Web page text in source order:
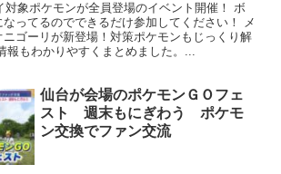
対象ポケモンが全員登場のイベント開催！ ボ
ってるのでできるだけ参加してください！ メ
ゴーリが新登場！対策ポケモンもじっくり解
報もわかりやすくまとめました。...
仙台が会場のポケモンＧＯフェ
スト 週末もにぎわう ポケモ
ン交換でファン交流